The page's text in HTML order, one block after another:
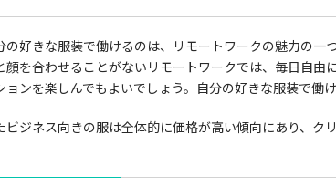
の好きな服装で働けるのは、リモートワークの魅力の
顔を合わせることがないリモートワークでは、毎日自
ョンを楽しんでもよいでしょう。自分の好きな服装で
ビジネス向きの服は全体的に価格が高い傾向にあり、